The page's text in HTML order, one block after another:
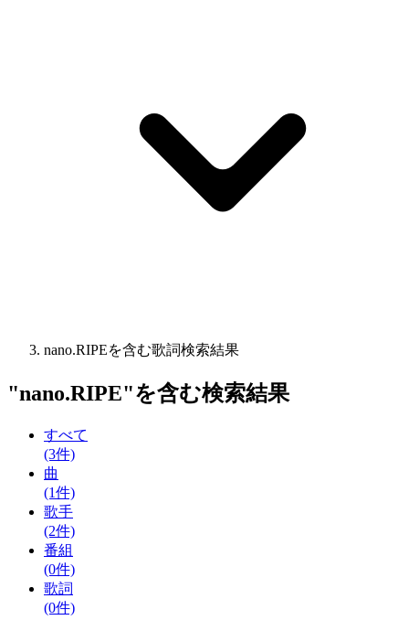
nano.RIPEを含む歌詞検索結果
"nano.RIPE"を含む検索結果
すべて
(3件)
曲
(1件)
歌手
(2件)
番組
(0件)
歌詞
(0件)